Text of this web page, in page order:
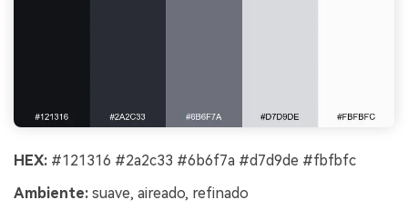
HEX: #121316 #2a2c33 #6b6f7a #d7d9de #fbfbfc
Ambiente: suave, aireado, refinado